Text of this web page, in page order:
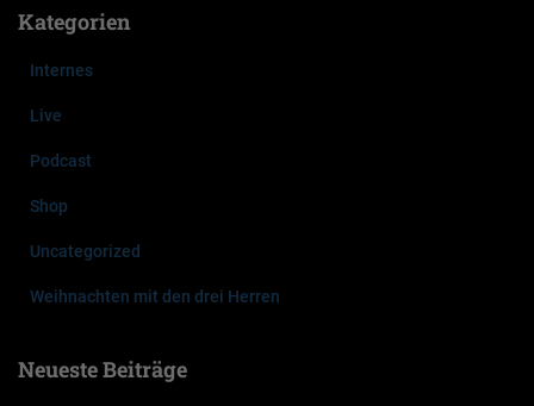
e
Kategorien
Internes
Live
Podcast
Shop
Uncategorized
Weihnachten mit den drei Herren
Neueste Beiträge